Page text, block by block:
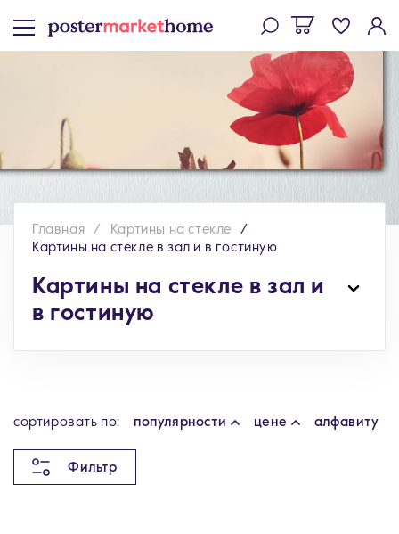
Главная
Картины на стекле
Картины на стекле в зал и в гостиную
Картины на стекле в зал и
в гостиную
cортировать по: популярности цене алфавиту
Фильтр